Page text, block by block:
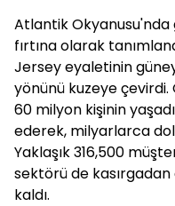
Atlantik
fırtına olarak
Jersey eyaletinin
yönünü kuzeye çevirdi.
60 milyon kişinin
ederek, milyarlarca
Yaklaşık 316,500
sektörü de
kaldı.